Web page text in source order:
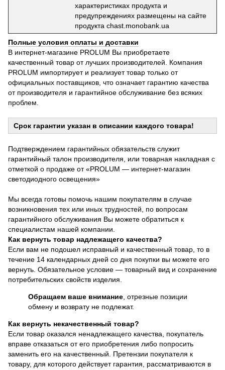
характеристиках продукта и
предупреждениях размещены на сайте
продукта chast.monobank.ua
Полные условия оплаты и доставки
В интернет-магазине PROLUM Вы приобретаете
качественный товар от лучших производителей. Компания
PROLUM импортирует и реализует товар только от
официальных поставщиков, что означает гарантию качества
от производителя и гарантийное обслуживание без всяких
проблем.
Срок гарантии указан в описании каждого товара!
Подтверждением гарантийных обязательств служит
гарантийный талон производителя, или товарная накладная с
отметкой о продаже от «PROLUM — интернет-магазин
светодиодного освещения»
Мы всегда готовы помочь нашим покупателям в случае
возникновения тех или иных трудностей, по вопросам
гарантийного обслуживания Вы можете обратиться к
специалистам нашей компании.
Как вернуть товар надлежащего качества?
Если вам не подошел исправный и качественный товар, то в
течение 14 календарных дней со дня покупки вы можете его
вернуть. Обязательное условие — товарный вид и сохранение
потребительских свойств изделия.
Обращаем ваше внимание , отрезные позиции
обмену и возврату не подлежат.
Как вернуть некачественный товар?
Если товар оказался ненадлежащего качества, покупатель
вправе отказаться от его приобретения либо попросить
заменить его на качественный. Претензии покупателя к
товару, для которого действует гарантия, рассматриваются в